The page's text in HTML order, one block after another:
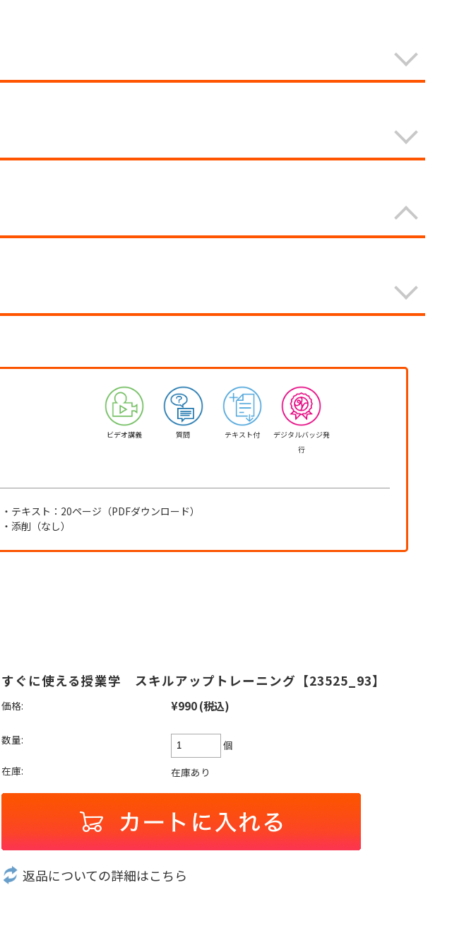
ビデオ講義 質問 テキスト付
デジタルバッジ発
行
・テキスト：20ページ（PDFダウンロード）
・添削（なし）
すぐに使える授業学 スキルアップトレーニング【23525_93】
価格: ¥990(税込)
数量:
個
在庫:
在庫あり
返品についての詳細はこちら